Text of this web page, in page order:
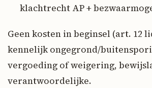
klachtrecht AP +
Geen kosten in beginsel (art. 12
kennelijk ongegrond/
vergoeding of weigering,
verantwoordelijke.